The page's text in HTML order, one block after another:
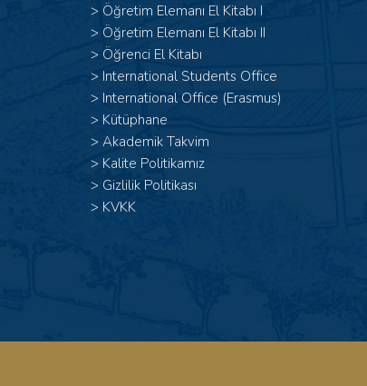
> Öğretim Elemanı El Kitabı I
> Öğretim Elemanı El Kitabı II
> Öğrenci El Kitabı
> International Students Office
> International Office (Erasmus)
> Kütüphane
> Akademik Takvim
> Kalite Politikamız
> Gizlilik Politikası
> KVKK